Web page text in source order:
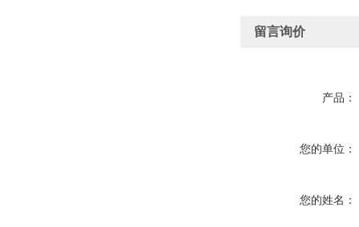
留言询价
产品：
您的单位：
您的姓名：